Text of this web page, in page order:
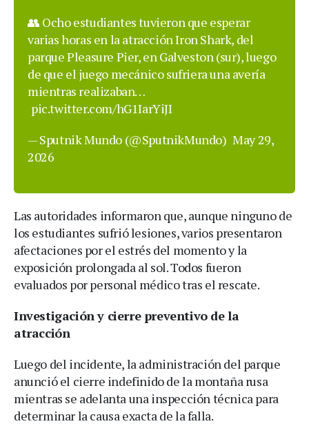
👥 Ocho estudiantes tuvieron que esperar
varias horas en la atracción Iron Shark, del
parque Pleasure Pier, en Galveston (sur), luego
de que el juego mecánico sufriera una avería
mientras realizaban…
pic.twitter.com/hG1IarYiJI
— Sputnik Mundo (@SputnikMundo) May 29,
2026
Las autoridades informaron que, aunque ninguno de
los estudiantes sufrió lesiones, varios presentaron
afectaciones por el estrés del momento y la
exposición prolongada al sol. Todos fueron
evaluados por personal médico tras el rescate.
Investigación y cierre preventivo de la
atracción
Luego del incidente, la administración del parque
anunció el cierre indefinido de la montaña rusa
mientras se adelanta una inspección técnica para
determinar la causa exacta de la falla.